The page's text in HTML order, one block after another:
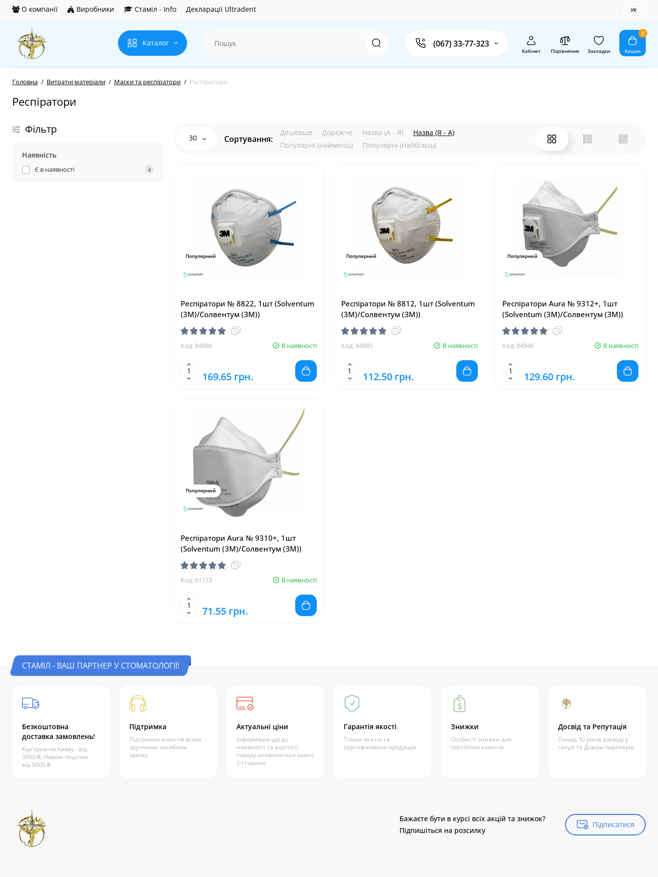
О компанії Виробники Стаміл - Info Декларації Ultradent УК
Каталог (067) 33-77-323
Кабінет Порівняння Закладки
0
Кошик
Головна Витратні матеріали Маски та респіратори Респіратори
Респіратори
Фільтр
Наявність
Є в наявності 4
30 Сортування:
Дешевше Дорожче Назва (А - Я)
Назва (Я - А)
Популярні (найменш)
Популярні (найбільш)
Популярний
Респіратори № 8822, 1шт (Solventum
(3M)/Солвентум (ЗМ))
Код: 84886 В наявності
169.65 грн.
Популярний
Респіратори № 8812, 1шт (Solventum
(3M)/Солвентум (ЗМ))
Код: 84885 В наявності
112.50 грн.
Популярний
Респіратори Aura № 9312+, 1шт
(Solventum (3M)/Солвентум (ЗМ))
Код: 84946 В наявності
129.60 грн.
Популярний
Респіратори Aura № 9310+, 1шт
(Solventum (3M)/Солвентум (ЗМ))
Код: 61173 В наявності
71.55 грн.
СТАМІЛ - ВАШ ПАРТНЕР У СТОМАТОЛОГІЇ!
Безкоштовна
доставка замовлень!
Кур'єром по Києву - від
3000 ₴; Новою поштою -
від 5000 ₴
Підтримка
Підтримки клієнтів всіма
зручними засобами
звязку
Актуальні ціни
Інформація що до
наявності та вартості
товару оновлюється кожні
2-і години
Гарантія якості
Тільки якісна та
сертифікована продукція
Знижки
Особисті знижки для
постійних клієнтів
Досвід та Репутація
Понад 30 років досвіду у
галузі та Довіри партнерів
Бажаєте бути в курсі всіх акцій та знижок?
Підпишіться на розсилку
Підписатися
Підписатися